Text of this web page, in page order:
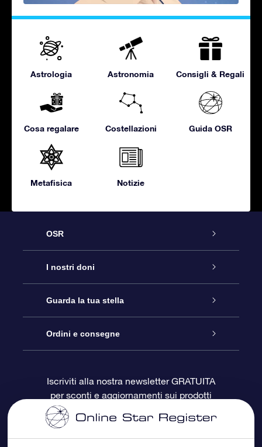
Astrologia Astronomia Consigli & Regali
Cosa regalare Costellazioni Guida OSR
Metafisica Notizie
OSR
Assistenza
Contattaci
Blog
OSR Recensioni
I nostri doni
Online Star Gift
Pacchetto regalo OSR
Gift Card OSR
Doni aziendali
Guarda la tua stella
Registro stellare
Star Page personalizzata
One Million Stars
Ordini e consegne
Informazioni di Pagamento
Iscriviti alla nostra newsletter GRATUITA
per sconti e aggiornamenti sui prodotti